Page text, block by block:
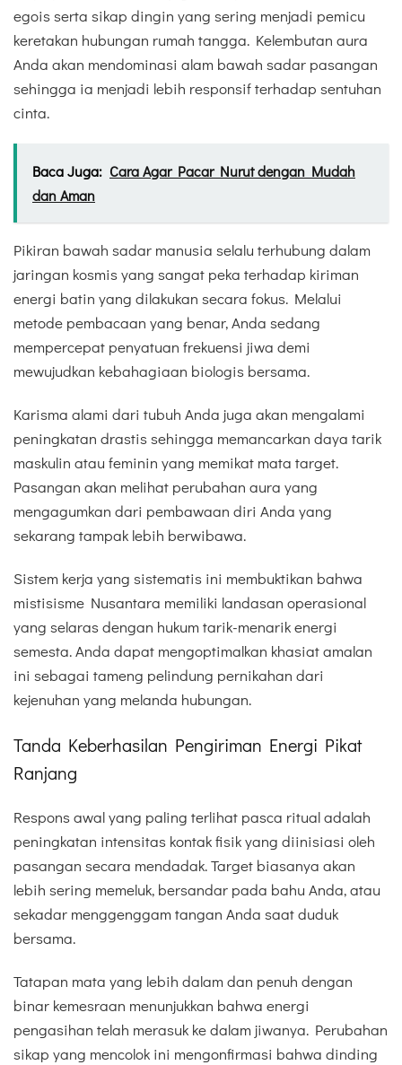
egois serta sikap dingin yang sering menjadi pemicu
keretakan hubungan rumah tangga. Kelembutan aura
Anda akan mendominasi alam bawah sadar pasangan
sehingga ia menjadi lebih responsif terhadap sentuhan
cinta.
Baca Juga: Cara Agar Pacar Nurut dengan Mudah
dan Aman
Pikiran bawah sadar manusia selalu terhubung dalam
jaringan kosmis yang sangat peka terhadap kiriman
energi batin yang dilakukan secara fokus. Melalui
metode pembacaan yang benar, Anda sedang
mempercepat penyatuan frekuensi jiwa demi
mewujudkan kebahagiaan biologis bersama.
Karisma alami dari tubuh Anda juga akan mengalami
peningkatan drastis sehingga memancarkan daya tarik
maskulin atau feminin yang memikat mata target.
Pasangan akan melihat perubahan aura yang
mengagumkan dari pembawaan diri Anda yang
sekarang tampak lebih berwibawa.
Sistem kerja yang sistematis ini membuktikan bahwa
mistisisme Nusantara memiliki landasan operasional
yang selaras dengan hukum tarik-menarik energi
semesta. Anda dapat mengoptimalkan khasiat amalan
ini sebagai tameng pelindung pernikahan dari
kejenuhan yang melanda hubungan.
Tanda Keberhasilan Pengiriman Energi Pikat
Ranjang
Respons awal yang paling terlihat pasca ritual adalah
peningkatan intensitas kontak fisik yang diinisiasi oleh
pasangan secara mendadak. Target biasanya akan
lebih sering memeluk, bersandar pada bahu Anda, atau
sekadar menggenggam tangan Anda saat duduk
bersama.
Tatapan mata yang lebih dalam dan penuh dengan
binar kemesraan menunjukkan bahwa energi
pengasihan telah merasuk ke dalam jiwanya. Perubahan
sikap yang mencolok ini mengonfirmasi bahwa dinding